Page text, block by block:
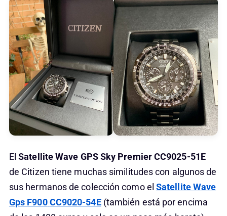
ElSatellite Wave GPS Sky PremierCC9025-51E
de Citizen tiene muchas similitudes con algunos de
sus hermanos de colección como el Satellite Wave
Gps F900 CC9020-54E(también está por encima